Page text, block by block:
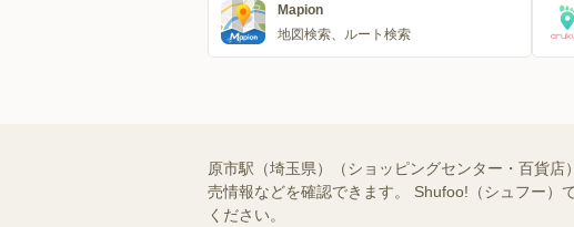
Mapion
地図検索、ルート検索
原市駅（埼玉県）（ショッピングセンター・百貨
売情報などを確認できます。 Shufoo!（シュフー）
ください。